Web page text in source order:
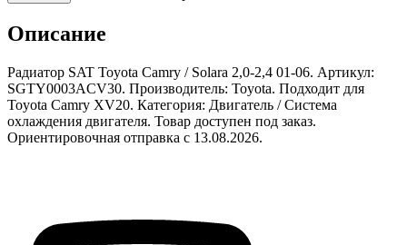
Описание
Радиатор SAT Toyota Camry / Solara 2,0-2,4 01-06. Артикул:
SGTY0003ACV30. Производитель: Toyota. Подходит для
Toyota Camry XV20. Категория: Двигатель / Система
охлаждения двигателя. Товар доступен под заказ.
Ориентировочная отправка с 13.08.2026.